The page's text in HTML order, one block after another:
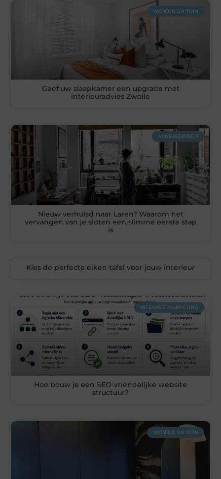
WONING EN TUIN
Geef uw slaapkamer een upgrade met
interieuradvies Zwolle
AANBIEDINGEN
Nieuw verhuisd naar Laren? Waarom het
vervangen van je sloten een slimme eerste stap
is
Kies de perfecte eiken tafel voor jouw interieur
INTERNET MARKETING
Hoe bouw je een SEO-vriendelijke website
structuur?
WONING EN TUIN